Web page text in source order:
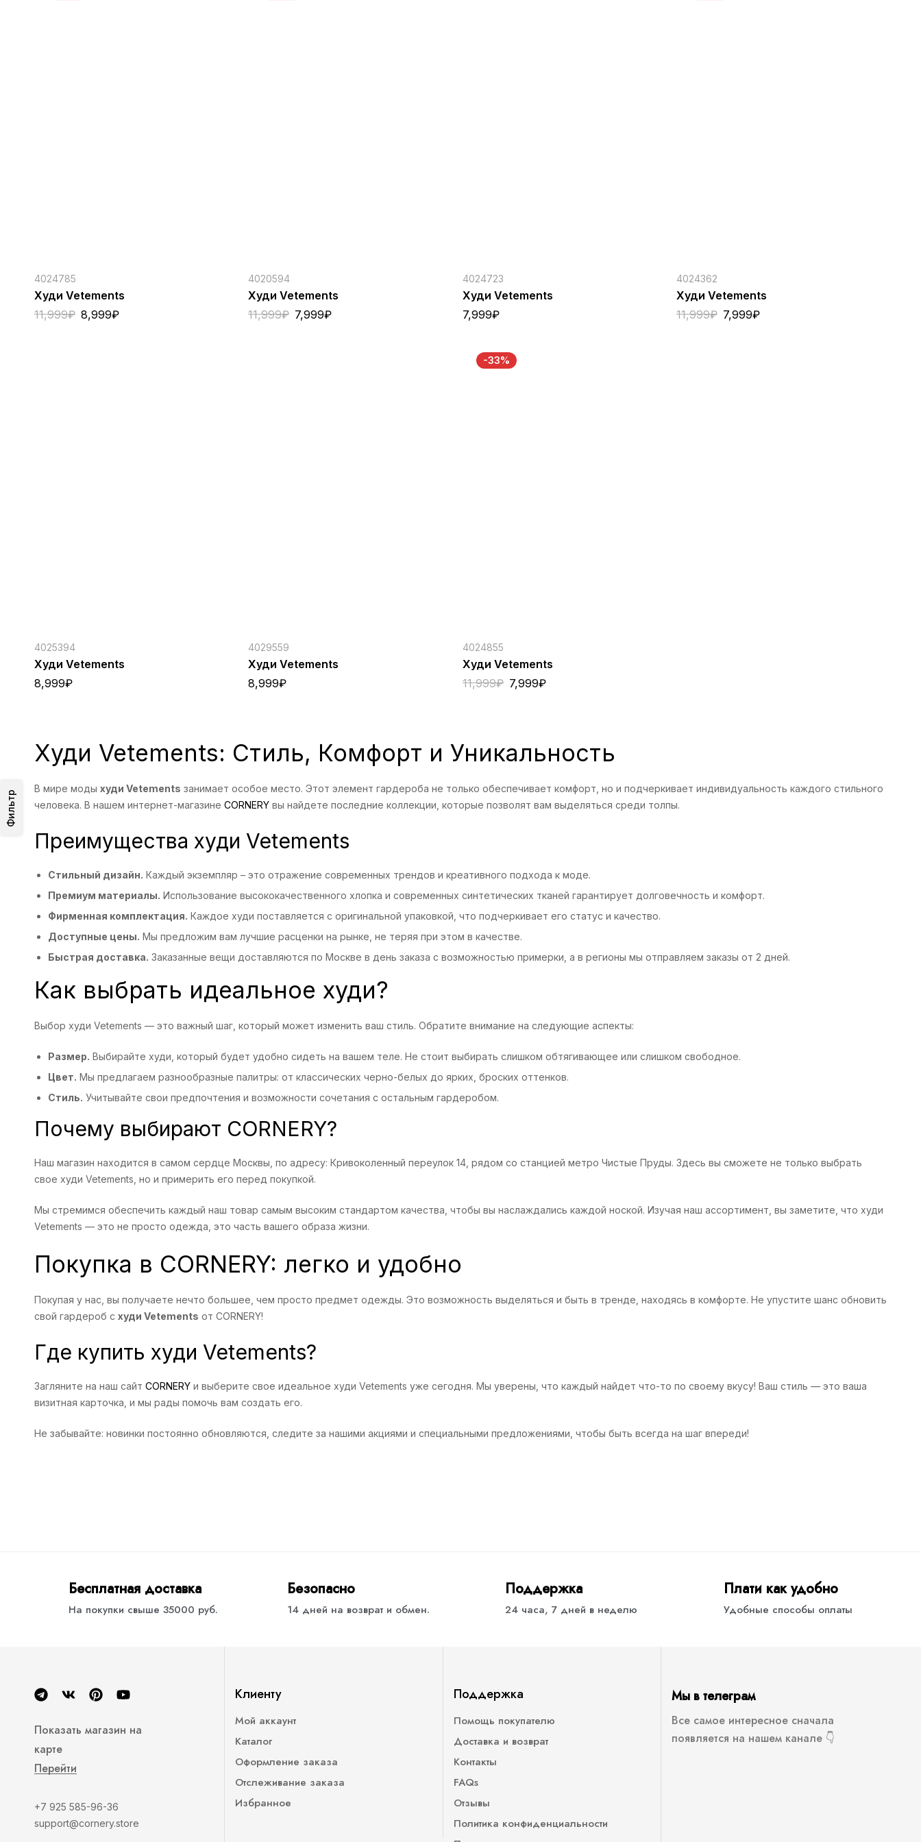
Фильтр
4024785
Худи Vetements
11,999₽ 8,999₽
4020594
Худи Vetements
11,999₽ 7,999₽
4024723
Худи Vetements
7,999₽
4024362
Худи Vetements
11,999₽ 7,999₽
4025394
Худи Vetements
8,999₽
4029559
Худи Vetements
8,999₽
-33%
4024855
Худи Vetements
11,999₽ 7,999₽
Худи Vetements: Стиль, Комфорт и Уникальность
В мире моды худи Vetements занимает особое место. Этот элемент гардероба не только обеспечивает комфорт, но и подчеркивает индивидуальность каждого стильного
человека. В нашем интернет-магазине CORNERY вы найдете последние коллекции, которые позволят вам выделяться среди толпы.
Преимущества худи Vetements
Стильный дизайн. Каждый экземпляр – это отражение современных трендов и креативного подхода к моде.
Премиум материалы. Использование высококачественного хлопка и современных синтетических тканей гарантирует долговечность и комфорт.
Фирменная комплектация. Каждое худи поставляется с оригинальной упаковкой, что подчеркивает его статус и качество.
Доступные цены. Мы предложим вам лучшие расценки на рынке, не теряя при этом в качестве.
Быстрая доставка. Заказанные вещи доставляются по Москве в день заказа с возможностью примерки, а в регионы мы отправляем заказы от 2 дней.
Как выбрать идеальное худи?
Выбор худи Vetements — это важный шаг, который может изменить ваш стиль. Обратите внимание на следующие аспекты:
Размер. Выбирайте худи, который будет удобно сидеть на вашем теле. Не стоит выбирать слишком обтягивающее или слишком свободное.
Цвет. Мы предлагаем разнообразные палитры: от классических черно-белых до ярких, броских оттенков.
Стиль. Учитывайте свои предпочтения и возможности сочетания с остальным гардеробом.
Почему выбирают CORNERY?
Наш магазин находится в самом сердце Москвы, по адресу: Кривоколенный переулок 14, рядом со станцией метро Чистые Пруды. Здесь вы сможете не только выбрать
свое худи Vetements, но и примерить его перед покупкой.
Мы стремимся обеспечить каждый наш товар самым высоким стандартом качества, чтобы вы наслаждались каждой ноской. Изучая наш ассортимент, вы заметите, что худи
Vetements — это не просто одежда, это часть вашего образа жизни.
Покупка в CORNERY: легко и удобно
Покупая у нас, вы получаете нечто большее, чем просто предмет одежды. Это возможность выделяться и быть в тренде, находясь в комфорте. Не упустите шанс обновить
свой гардероб с худи Vetements от CORNERY!
Где купить худи Vetements?
Загляните на наш сайт CORNERY и выберите свое идеальное худи Vetements уже сегодня. Мы уверены, что каждый найдет что-то по своему вкусу! Ваш стиль — это ваша
визитная карточка, и мы рады помочь вам создать его.
Не забывайте: новинки постоянно обновляются, следите за нашими акциями и специальными предложениями, чтобы быть всегда на шаг впереди!
Бесплатная доставка
На покупки свыше 35000 руб.
Безопасно
14 дней на возврат и обмен.
Поддержка
24 часа, 7 дней в неделю
Плати как удобно
Удобные способы оплаты
Показать магазин на
карте
Перейти
+7 925 585-96-36
support@cornery.store
Клиенту
Мой аккаунт
Каталог
Оформление заказа
Отслеживание заказа
Избранное
Поддержка
Помощь покупателю
Доставка и возврат
Контакты
FAQs
Отзывы
Политика конфиденциальности
Мы в телеграм
Все самое интересное сначала
появляется на нашем канале 👇